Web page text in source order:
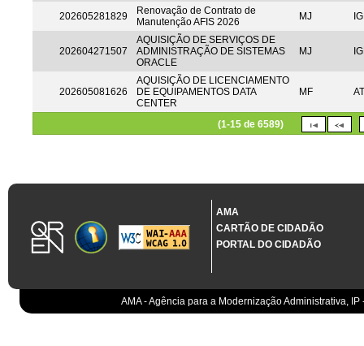
202605281829
Renovação de Contrato de
Manutenção AFIS 2026
MJ
202604271507
AQUISIÇÃO DE SERVIÇOS DE
ADMINISTRAÇÃO DE SISTEMAS
ORACLE
MJ
202605081626
AQUISIÇÃO DE LICENCIAMENTO
DE EQUIPAMENTOS DATA
CENTER
MF AT
(1-15 de 6589)
AMA
CARTÃO DE CIDADÃO
PORTAL DO CIDADÃO
AMA - Agência para a Modernização Administrativa,